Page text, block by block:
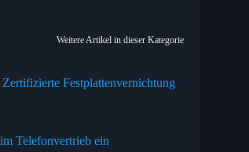
Weitere Artikel in dieser Kategorie
Festplattenvernichtung
Telefonvertrieb ein